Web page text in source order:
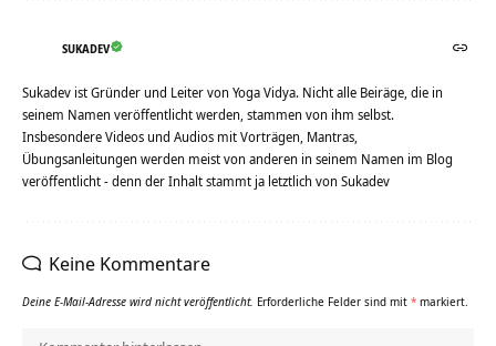
SUKADEV
Sukadev ist Gründer und Leiter von Yoga Vidya. Nicht alle Beiräge, die in
seinem Namen veröffentlicht werden, stammen von ihm selbst.
Insbesondere Videos und Audios mit Vorträgen, Mantras,
Übungsanleitungen werden meist von anderen in seinem Namen im Blog
veröffentlicht - denn der Inhalt stammt ja letztlich von Sukadev
Keine Kommentare
Deine E-Mail-Adresse wird nicht veröffentlicht. Erforderliche Felder sind mit * markiert.